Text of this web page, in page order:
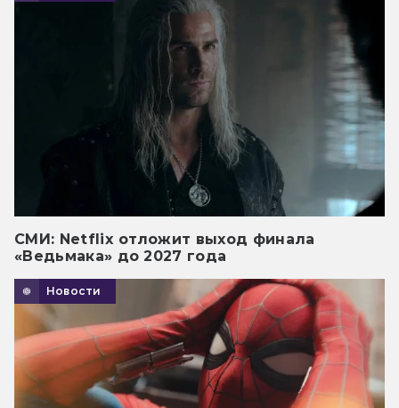
СМИ: Netflix отложит выход финала
«Ведьмака» до 2027 года
Новости